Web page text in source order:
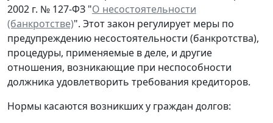
2002 г. № 127-ФЗ "О несостоятельности
(банкротстве)". Этот закон регулирует меры по
предупреждению несостоятельности (банкротства),
процедуры, применяемые в деле, и другие
отношения, возникающие при неспособности
должника удовлетворить требования кредиторов.
Нормы касаются возникших у граждан долгов: